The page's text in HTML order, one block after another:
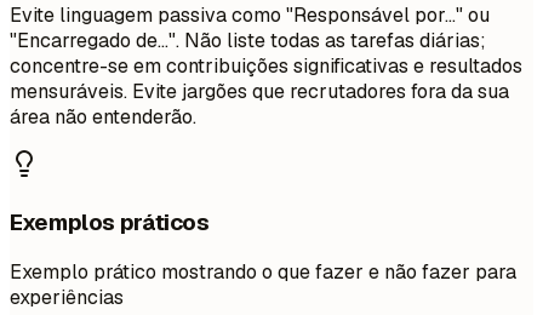
Evite linguagem passiva como "Responsável por..." ou
"Encarregado de...". Não liste todas as tarefas diárias;
concentre-se em contribuições significativas e resultados
mensuráveis. Evite jargões que recrutadores fora da sua
área não entenderão.
Exemplos práticos
Exemplo prático mostrando o que fazer e não fazer para
experiências